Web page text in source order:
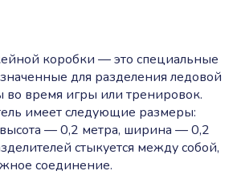
коробки — это специальные
для разделения ледовой
время игры или тренировок.
имеет следующие размеры:
— 0,2 метра, ширина — 0,2
стыкуется между собой,
соединение.